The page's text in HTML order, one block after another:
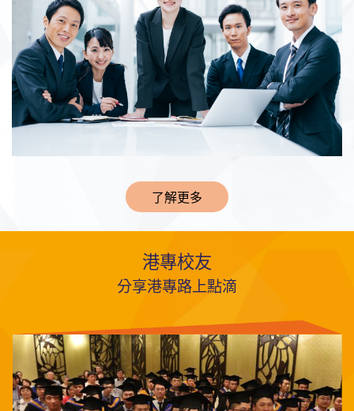
了解更多
港專校友
分享港專路上點滴